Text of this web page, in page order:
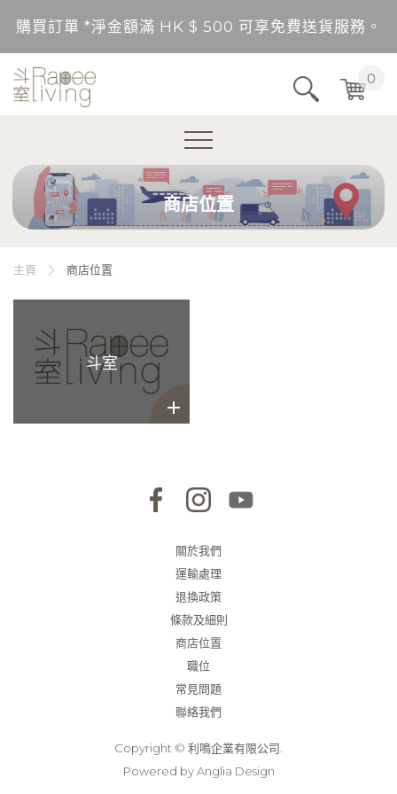
購買訂單 *淨金額滿 HK $ 500 可享免費送貨服務。
送貨範圍：香港，九龍，新界（東涌，愉景灣，離島
購買訂單 *淨金額滿 HK $ 500 可享免費送貨服務。
購買訂單 *淨金額未滿 HK $ 500，需另加 HK$ 50
0
商店位置
主頁 商店位置
斗室
關於我們
運輸處理
退換政策
條款及細則
商店位置
職位
常見問題
聯絡我們
Copyright © 利鳴企業有限公司.
Powered byAnglia Design